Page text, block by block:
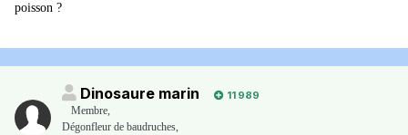
poisson ?
Dinosaure marin
11 989
Membre,
Dégonfleur de baudruches,